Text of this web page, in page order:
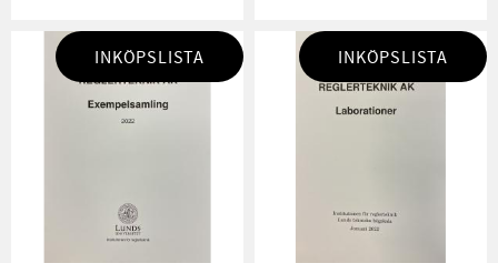
INKÖPSLISTA INKÖPSLISTA